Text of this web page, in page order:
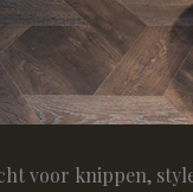
voor knippen,